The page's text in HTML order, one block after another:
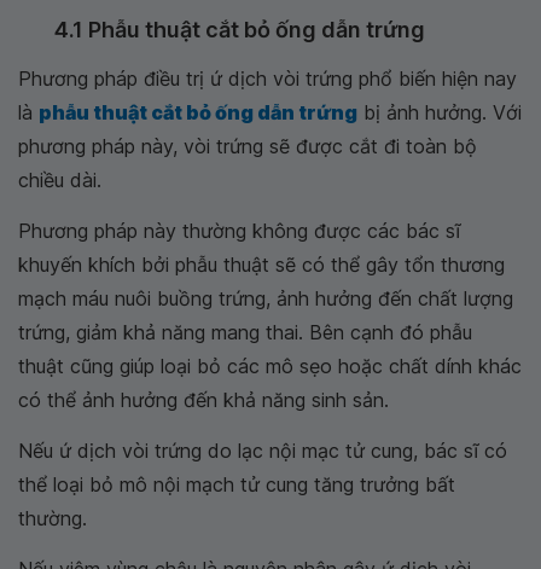
4.1 Phẫu thuật cắt bỏ ống dẫn trứng
Phương pháp điều trị ứ dịch vòi trứng phổ biến hiện nay
là phẫu thuật cắt bỏ ống dẫn trứng bị ảnh hưởng. Với
phương pháp này, vòi trứng sẽ được cắt đi toàn bộ
chiều dài.
Phương pháp này thường không được các bác sĩ
khuyến khích bởi phẫu thuật sẽ có thể gây tổn thương
mạch máu nuôi buồng trứng, ảnh hưởng đến chất lượng
trứng, giảm khả năng mang thai. Bên cạnh đó phẫu
thuật cũng giúp loại bỏ các mô sẹo hoặc chất dính khác
có thể ảnh hưởng đến khả năng sinh sản.
Nếu ứ dịch vòi trứng do lạc nội mạc tử cung, bác sĩ có
thể loại bỏ mô nội mạch tử cung tăng trưởng bất
thường.